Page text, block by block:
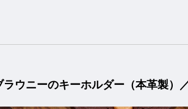
ラウニーのキーホルダー（本革製）